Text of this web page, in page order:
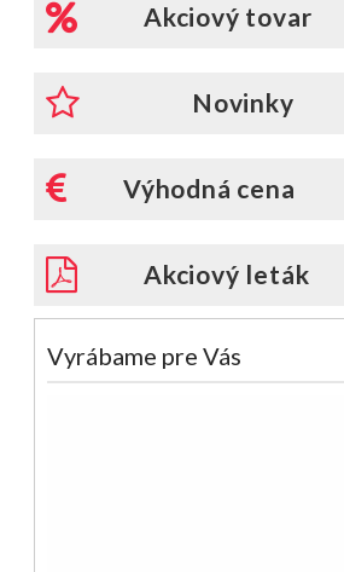
Akciový tovar
Novinky
Výhodná cena
Akciový leták
Vyrábame pre Vás